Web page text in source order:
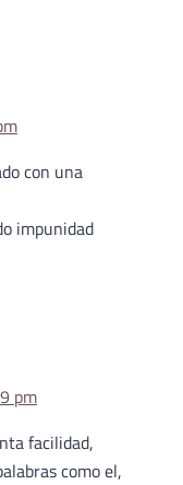
con una
impunidad
pm
facilidad,
como el,